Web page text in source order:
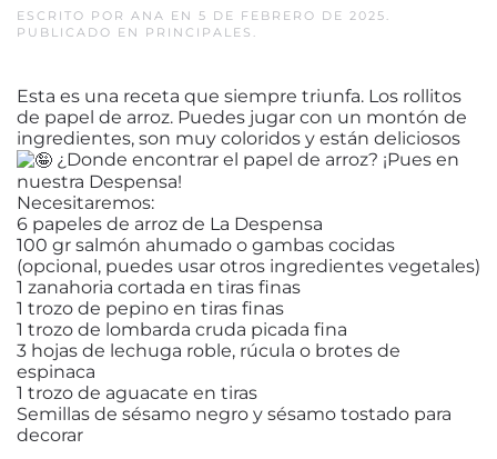
ESCRITO POR ANA EN 5 DE FEBRERO DE 2025 .
PUBLICADO EN PRINCIPALES .
Esta es una receta que siempre triunfa. Los rollitos
de papel de arroz. Puedes jugar con un montón de
ingredientes, son muy coloridos y están deliciosos
¿Donde encontrar el papel de arroz? ¡Pues en
nuestra Despensa!
Necesitaremos:
6 papeles de arroz de La Despensa
100 gr salmón ahumado o gambas cocidas
(opcional, puedes usar otros ingredientes vegetales)
1 zanahoria cortada en tiras finas
1 trozo de pepino en tiras finas
1 trozo de lombarda cruda picada fina
3 hojas de lechuga roble, rúcula o brotes de
espinaca
1 trozo de aguacate en tiras
Semillas de sésamo negro y sésamo tostado para
decorar